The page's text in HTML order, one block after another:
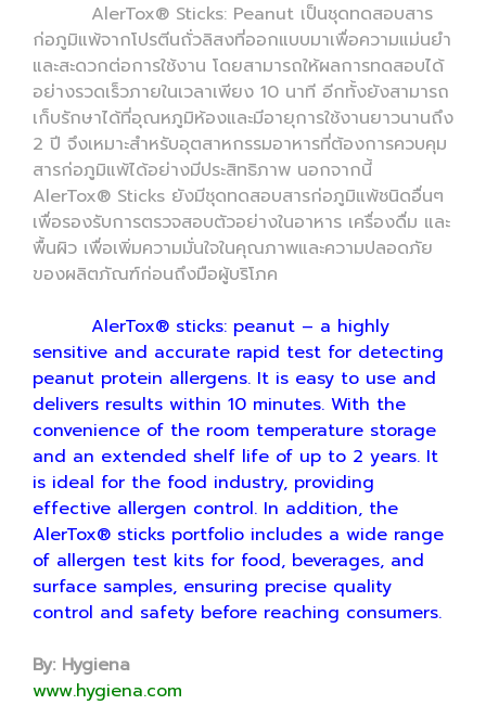
AlerTox® Sticks: Peanut เป็นชุดทดสอบสาร
ก่อภูมิแพ้จากโปรตีนถั่วลิสงที่ออกแบบมาเพื่อความแม่นยำ
และสะดวกต่อการใช้งาน โดยสามารถให้ผลการทดสอบได้
อย่างรวดเร็วภายในเวลาเพียง 10 นาที อีกทั้งยังสามารถ
เก็บรักษาได้ที่อุณหภูมิห้องและมีอายุการใช้งานยาวนานถึง
2 ปี จึงเหมาะสำหรับอุตสาหกรรมอาหารที่ต้องการควบคุม
สารก่อภูมิแพ้ได้อย่างมีประสิทธิภาพ นอกจากนี้
AlerTox® Sticks ยังมีชุดทดสอบสารก่อภูมิแพ้ชนิดอื่นๆ
เพื่อรองรับการตรวจสอบตัวอย่างในอาหาร เครื่องดื่ม และ
พื้นผิว เพื่อเพิ่มความมั่นใจในคุณภาพและความปลอดภัย
ของผลิตภัณฑ์ก่อนถึงมือผู้บริโภค
AlerTox® sticks: peanut – a highly
sensitive and accurate rapid test for detecting
peanut protein allergens. It is easy to use and
delivers results within 10 minutes. With the
convenience of the room temperature storage
and an extended shelf life of up to 2 years. It
is ideal for the food industry, providing
effective allergen control. In addition, the
AlerTox® sticks portfolio includes a wide range
of allergen test kits for food, beverages, and
surface samples, ensuring precise quality
control and safety before reaching consumers.
By: Hygiena
www.hygiena.com